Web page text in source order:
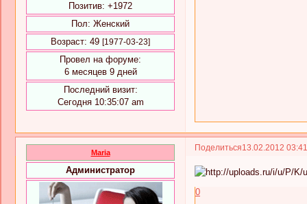
Позитив: +1972
Пол: Женский
Возраст: 49 [1977-03-23]
Провел на форуме:
6 месяцев 9 дней
Последний визит:
Сегодня 10:35:07 am
Поделиться13.02.2012
Maria
Администратор
0